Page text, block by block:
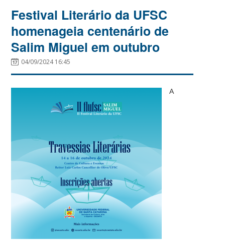
Festival Literário da UFSC
homenageia centenário de
Salim Miguel em outubro
04/09/2024 16:45
A